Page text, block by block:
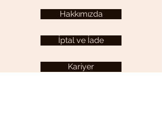
Hakkımızda
İptal ve İade
Kariyer